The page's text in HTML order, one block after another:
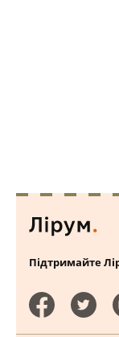
Підтримайте